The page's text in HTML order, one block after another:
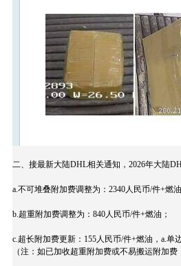
二、接最新大陆DHL相关通知，2026年大陆
a.不可堆叠附加费调整为：2340人民币/件+燃油
b.超重附加费调整为：840人民币/件+燃油；
c.超长附加费更新：155人民币/件+燃油，a.
（注：如已加收超重附加费或不易搬运附加费